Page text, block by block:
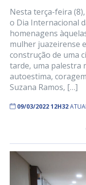
Nesta terça-feira
o Dia Internacional
homenagens
mulher juazeirense
construção de uma
tarde, uma palestra
autoestima,
Suzana Ramos, […]
09/03/2022 12H32